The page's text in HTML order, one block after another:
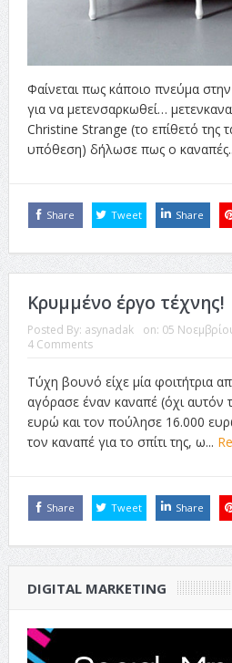
Φαίνεται πως κάποιο πνεύμα
για να μετενσαρκωθεί…
Christine Strange (το επίθετό της
υπόθεση) δήλωσε πως ο
Share Tweet Share
Κρυμμένο έργο τέχνης!
Posted By: asynadak on: 05
4 Comments
Τύχη βουνό είχε μία φοιτήτρια
αγόρασε έναν καναπέ (όχι αυτόν
ευρώ και τον πούλησε 16.000
τον καναπέ για το σπίτι της, ω...
Share Tweet Share
DIGITAL MARKETING